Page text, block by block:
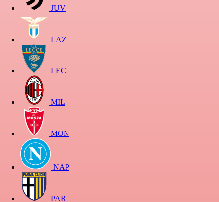
JUV
LAZ
LEC
MIL
MON
NAP
PAR